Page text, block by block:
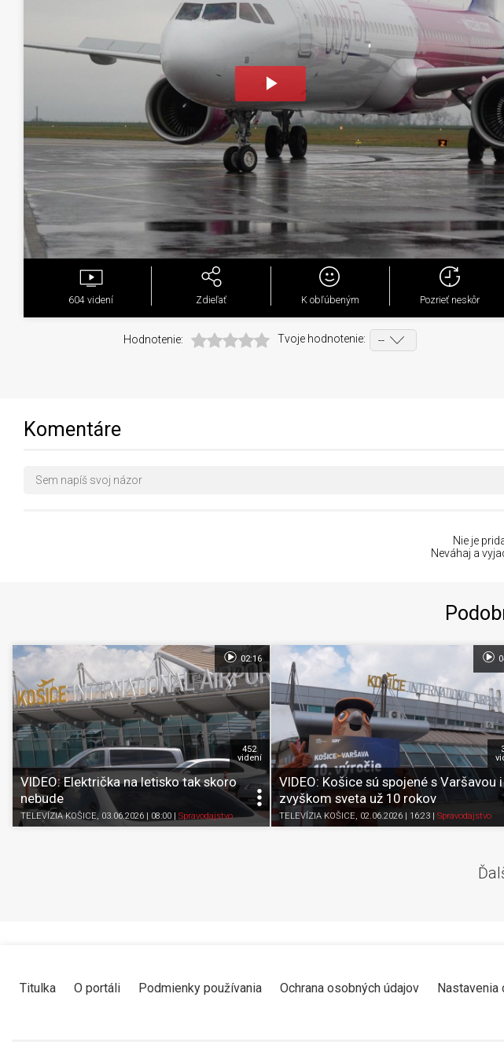
Play
Video
604videní Zdieľať K obľúbeným Pozrieť neskôr
Hodnotenie: Tvoje hodnotenie:
Komentáre
Nie je
Neváhaj a
VIDEO: Električka na letisko tak skoro
nebude
TELEVÍZIA KOŠICE, 03.06.2026 | 08:00 | Spravodajstvo Pozrieť
K obľúbeným
Zdieľať
452
videní
02:16
VIDEO: Košice sú spojené s Varšavou i
zvyškom sveta už 10 rokov
TELEVÍZIA KOŠICE, 02.06.2026 | 16:23| Spravodajstvo
Titulka O portáli Podmienky používania Ochrana osobných údajov Nastavenia